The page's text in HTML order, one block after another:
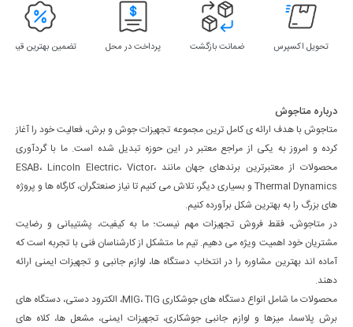
تحویل اکسپرس ضمانت بازگشت پرداخت در محل تضمین بهترین قیمت
درباره متاجوش
متاجوش با هدف ارائه ی کامل ترین مجموعه تجهیزات جوش و برش، فعالیت خود را آغاز
کرده و امروز به یکی از مراجع معتبر در این حوزه تبدیل شده است. ما با گردآوری
محصولات از معتبرترین برندهای جهان مانند ESAB، Lincoln Electric، Victor،
Thermal Dynamics و بسیاری دیگر، تلاش می کنیم تا نیاز صنعتگران، کارگاه ها و پروژه
های بزرگ را به بهترین شکل برآورده کنیم.
در متاجوش، فقط فروش تجهیزات مهم نیست؛ ما به کیفیت، پشتیبانی و رضایت
مشتریان خود اهمیت ویژه می دهیم. تیم ما متشکل از کارشناسان فنی با تجربه است که
آماده اند بهترین مشاوره را در انتخاب دستگاه ها، لوازم جانبی و تجهیزات ایمنی ارائه
دهند.
محصولات ما شامل انواع دستگاه های جوشکاری MIG، TIG، الکترود دستی، دستگاه های
برش پلاسما، میزها و لوازم جانبی جوشکاری، تجهیزات ایمنی، مشعل ها، کلاه های